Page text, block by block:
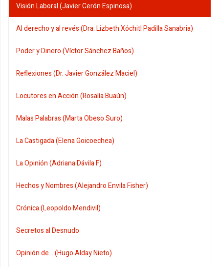
Visión Laboral (Javier Cerón Espinosa)
Al derecho y al revés (Dra. Lizbeth Xóchitl Padilla Sanabria)
Poder y Dinero (Víctor Sánchez Baños)
Reflexiones (Dr. Javier González Maciel)
Locutores en Acción (Rosalía Buaún)
Malas Palabras (Marta Obeso Suro)
La Castigada (Elena Goicoechea)
La Opinión (Adriana Dávila F)
Hechos y Nombres (Alejandro Envila Fisher)
Crónica (Leopoldo Mendivil)
Secretos al Desnudo
Opinión de... (Hugo Alday Nieto)